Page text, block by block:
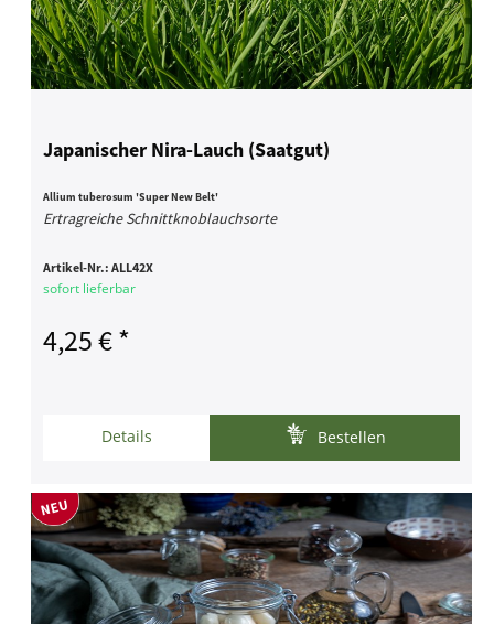
Japanischer Nira-Lauch (Saatgut)
Allium tuberosum 'Super New Belt'
Ertragreiche Schnittknoblauchsorte
Artikel-Nr.:ALL42X
sofort lieferbar
4,25 € *
Details Bestellen